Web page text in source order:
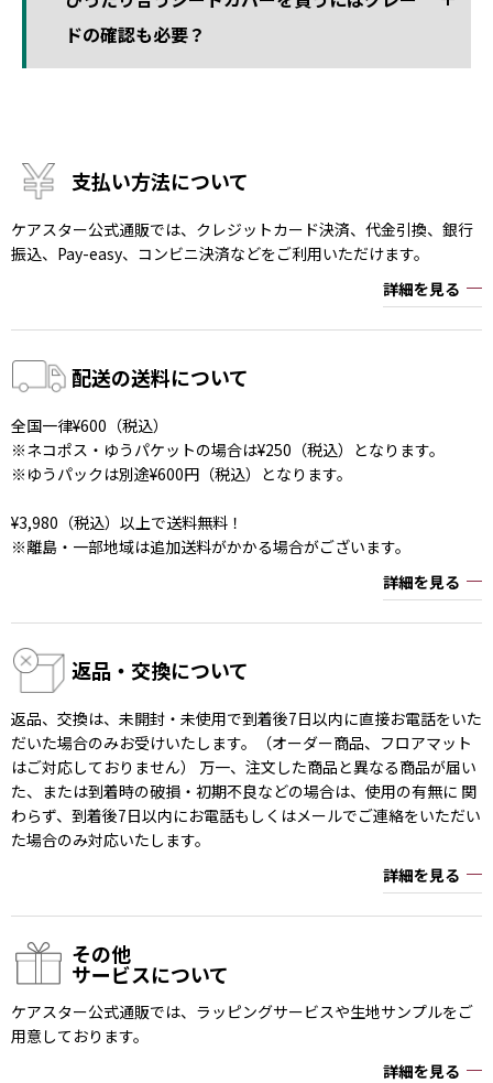
ドの確認も必要？
支払い方法について
ケアスター公式通販では、クレジットカード決済、代金引換、銀行
振込、Pay-easy、コンビニ決済などをご利用いただけます。
詳細を見る
配送の送料について
全国一律¥600（税込）
※ネコポス・ゆうパケットの場合は¥250（税込）となります。
※ゆうパックは別途¥600円（税込）となります。
¥3,980（税込）以上で送料無料！
※離島・一部地域は追加送料がかかる場合がございます。
詳細を見る
返品・交換について
返品、交換は、未開封・未使用で到着後7日以内に直接お電話をいた
だいた場合のみお受けいたします。（オーダー商品、フロアマット
はご対応しておりません） 万一、注文した商品と異なる商品が届い
た、または到着時の破損・初期不良などの場合は、使用の有無に 関
わらず、到着後7日以内にお電話もしくはメールでご連絡をいただい
た場合のみ対応いたします。
詳細を見る
その他
サービスについて
ケアスター公式通販では、ラッピングサービスや生地サンプルをご
用意しております。
詳細を見る